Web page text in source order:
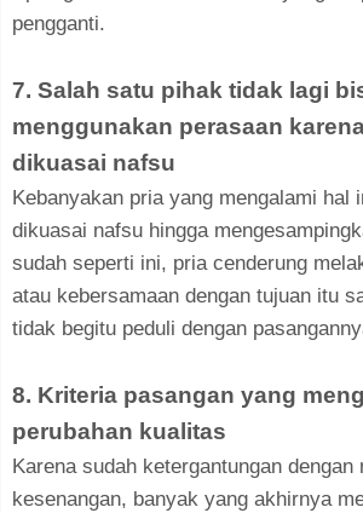
pengganti.
7. Salah satu pihak tidak lagi
menggunakan perasaan
dikuasai nafsu
Kebanyakan pria yang mengalami hal
dikuasai nafsu hingga
sudah seperti ini, pria cenderung
atau kebersamaan dengan tujuan itu
tidak begitu peduli dengan
8. Kriteria pasangan yang
perubahan kualitas
Karena sudah ketergantungan dengan
kesenangan, banyak yang akhirnya